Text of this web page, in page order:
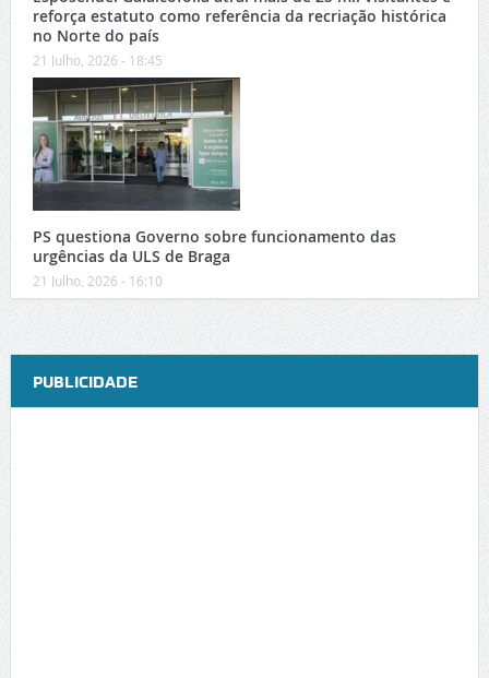
reforça estatuto como referência da recriação histórica
no Norte do país
21 Julho, 2026 - 18:45
PS questiona Governo sobre funcionamento das
urgências da ULS de Braga
21 Julho, 2026 - 16:10
PUBLICIDADE